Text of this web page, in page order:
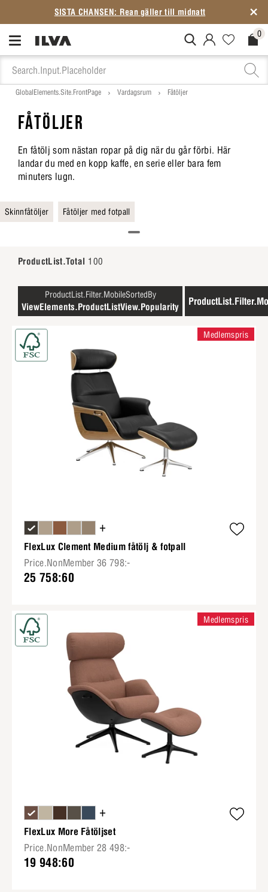
SISTA CHANSEN: Rean gäller till midnatt
MitIlva.Login 0
GlobalElements.Site.FrontPage Vardagsrum Fåtöljer
FÅTÖLJER
En fåtölj som nästan ropar på dig när du går förbi. Här
landar du med en kopp kaffe, en serie eller bara fem
minuters lugn.
Skinnfåtöljer Fåtöljer med fotpall
ProductList.Total 100
ProductList.Filter.MobileSortedBy
ViewElements.ProductListView.Popularity
+
FlexLux Clement Medium fåtölj & fotpall
Price.NonMember 36 798:-
25 758:60
Medlemspris
+
FlexLux More Fåtöljset
Price.NonMember 28 498:-
19 948:60
Medlemspris